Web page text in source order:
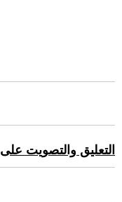
التعليق والتصويت